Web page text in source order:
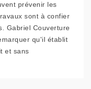
prévenir les
sont à confier
Gabriel Couverture
qu'il établit
et sans